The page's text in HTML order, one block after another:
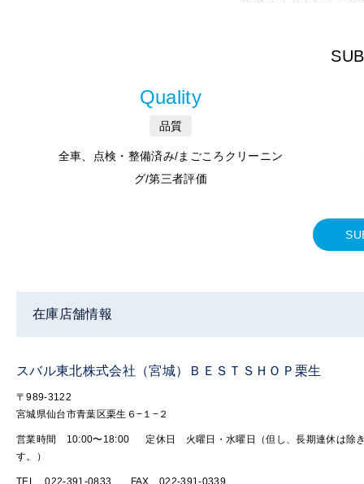
Quality
品質
全車、点検・整備済み/まごころクリーニン
グ/第三者評価
在庫店舗情報
スバル東北株式会社（宮城）ＢＥＳＴＳＨＯＰ栗生
〒989-3122
宮城県仙台市青葉区栗生６−１−２
営業時間 10:00〜18:00
定休日 火曜日・水曜日（但し、長期連休は除
す。）
TEL 022-391-0833 FAX 022-391-0339